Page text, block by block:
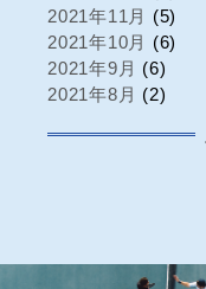
2021年11月
(5)
2021年10月
(6)
2021年9月 (6)
2021年8月 (2)